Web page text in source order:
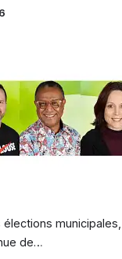
municipales,
de…